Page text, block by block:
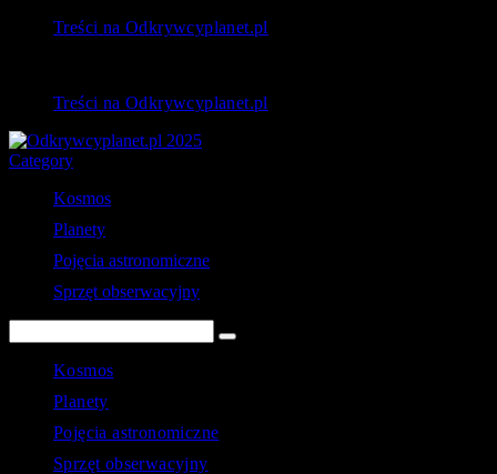
Treści na Odkrywcyplanet.pl
Treści na Odkrywcyplanet.pl
Category
Kosmos
Planety
Pojęcia astronomiczne
Sprzęt obserwacyjny
Kosmos
Planety
Pojęcia astronomiczne
Sprzęt obserwacyjny